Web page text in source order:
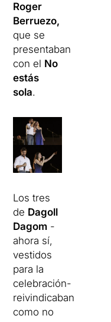
Roger
Berruezo,
que se
presentaban
con el No
estás
sola.
Los tres
de Dagoll
Dagom -
ahora sí,
vestidos
para la
celebración-
reivindicaban
como no